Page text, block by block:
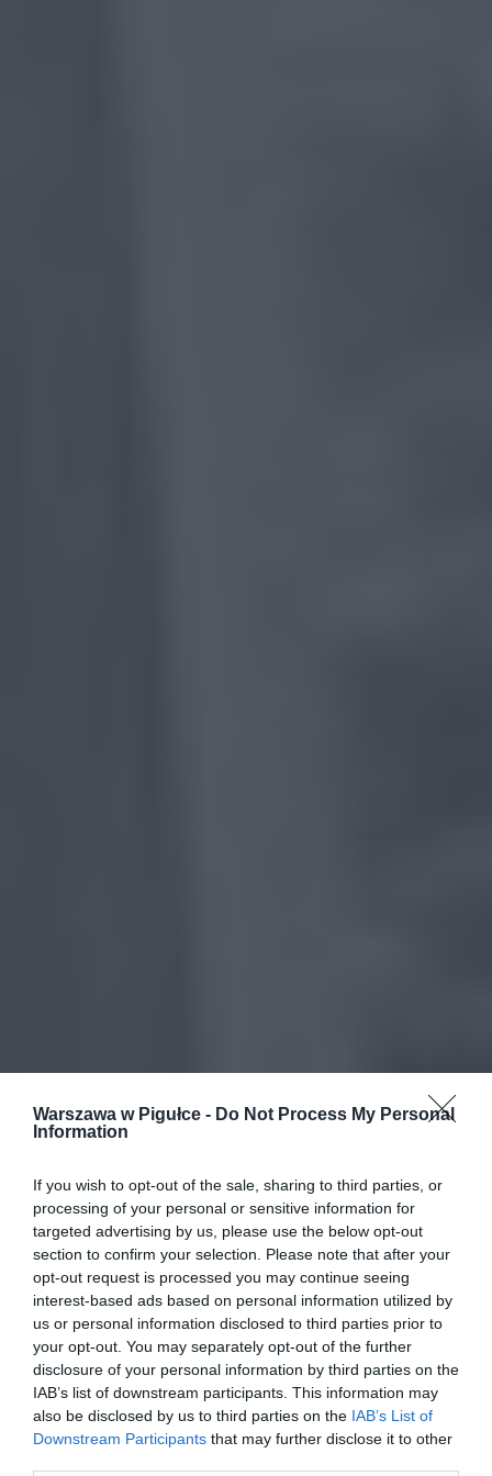
Warszawa w Pigułce - Do Not Process My Personal
Information
If you wish to opt-out of the sale, sharing to third parties, or
processing of your personal or sensitive information for
targeted advertising by us, please use the below opt-out
section to confirm your selection. Please note that after your
opt-out request is processed you may continue seeing
interest-based ads based on personal information utilized by
us or personal information disclosed to third parties prior to
your opt-out. You may separately opt-out of the further
disclosure of your personal information by third parties on the
IAB’s list of downstream participants. This information may
also be disclosed by us to third parties on the IAB’s List of
Downstream Participants that may further disclose it to other